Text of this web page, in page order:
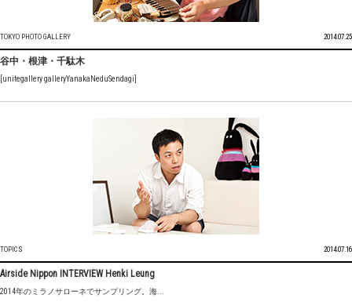
TOKYO PHOTO GALLERY 2014.07.25
谷中・根津・千駄木
[unitegallery galleryYanakaNeduSendagi]
TOPICS 2014.07.16
Airside Nippon INTERVIEW Henki Leung
2014年のミラノサローネでサンプリング。海...